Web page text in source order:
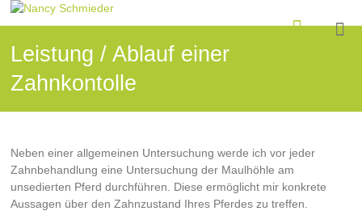
Leistung / Ablauf einer
Zahnkontolle
Neben einer allgemeinen Untersuchung werde ich vor jeder
Zahnbehandlung eine Untersuchung der Maulhöhle am
unsedierten Pferd durchführen. Diese ermöglicht mir konkrete
Aussagen über den Zahnzustand Ihres Pferdes zu treffen.